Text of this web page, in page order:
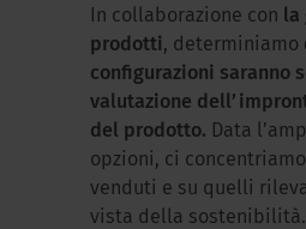
In collaborazione con la
prodotti, determiniamo
configurazioni saranno
valutazione
del prodotto. Data
opzioni, ci
venduti e su quelli
vista della sostenibilità.